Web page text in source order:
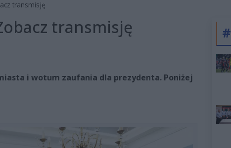
transmisję
transmisję
i wotum zaufania dla prezydenta. Poniżej